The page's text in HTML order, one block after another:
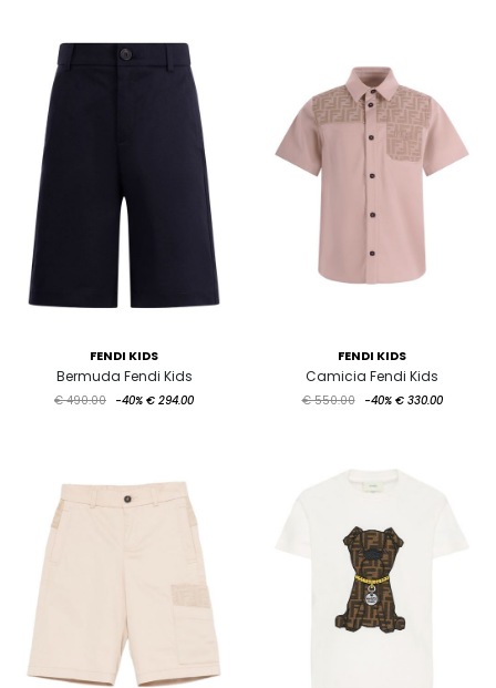
FENDI KIDS
Bermuda Fendi Kids
€ 490.00 -40% € 294.00
FENDI KIDS
Camicia Fendi Kids
€ 550.00 -40% € 330.00